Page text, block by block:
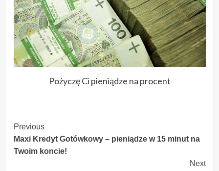
Pożyczę Ci pieniądze na procent
Post
Navigation
Previous
Maxi Kredyt Gotówkowy – pieniądze w 15 minut na
Twoim koncie!
Next